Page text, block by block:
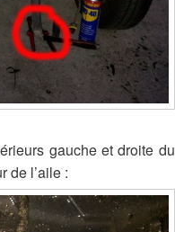
gauche et droite du
de l’aile :